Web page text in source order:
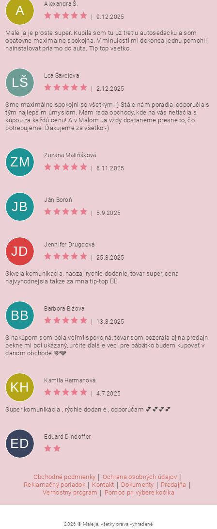
A
Alexandra Š.
|
9.12.2025
Male ja je proste super. Kupila som tu uz tretiu autosedacku a som
opatovne maximalne spokojna. V minulosti mi dokonca jednu pomohli
nainstalovat priamo do auta. Tip top vsetko.
LŠ
Lea Šavelova
|
2.12.2025
Sme maximálne spokojní so všetkým:-) Stále nám poradia, odporučia s
tým najlepším úmyslom. Mám rada obchody, kde na vás netlačia s
kúpou za každú cenu! A v Malom Ja vždy dostaneme presne to, čo
potrebujeme. Ďakujeme za všetko:-)
ZM
Zuzana Maliňáková
|
6.11.2025
JB
Ján Boroň
|
5.9.2025
JD
Jennifer Drugdová
|
25.8.2025
Skvela komunikacia, naozaj rychle dodanie, tovar super, cena
najvyhodnejsia takze za mna tip-top 👍🏻
BB
Barbora Bížová
|
13.8.2025
S nakúpom som bola veľmi spokojná, tovar som pozerala aj na predajni
pekne mi bol ukázaný, určite ďalšie veci pre bábätko budem kupovať v
danom obchode 🩵🩶
KH
Kamila Harmanovà
|
4.7.2025
Super komunikácia , rýchle dodanie , odporúčam 💕💕💕💕
ED Eduard Dindoffer
Obchodné podmienky | Ochrana osobných údajov |
Reklamačný poriadok | Kontakt | Dokumenty | Predajňa |
Vernostný program | Pomoc pri výbere kočíka
2026 © Male ja, všetky práva vyhradené